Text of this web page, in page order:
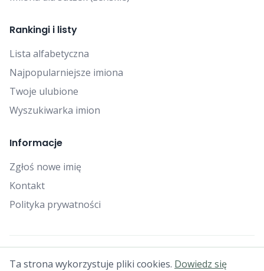
Rankingi i listy
Lista alfabetyczna
Najpopularniejsze imiona
Twoje ulubione
Wyszukiwarka imion
Informacje
Zgłoś nowe imię
Kontakt
Polityka prywatności
© 2025 Falcon Bytes. Wszelkie prawa zastrzeżone.
Ta strona wykorzystuje pliki cookies. Dowiedz się